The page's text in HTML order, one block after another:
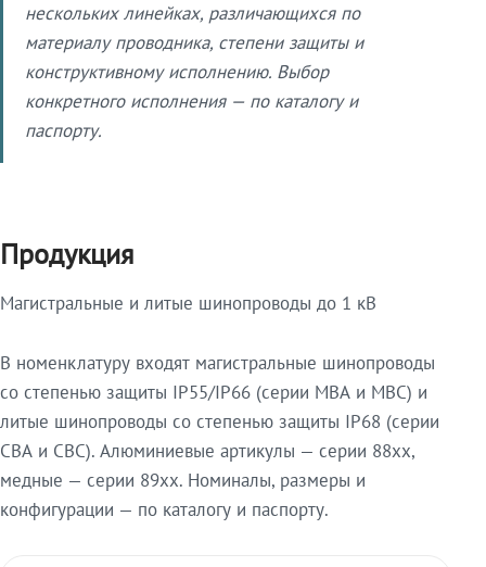
нескольких линейках, различающихся по
материалу проводника, степени защиты и
конструктивному исполнению. Выбор
конкретного исполнения — по каталогу и
паспорту.
Продукция
Магистральные и литые шинопроводы до 1 кВ
В номенклатуру входят магистральные шинопроводы
со степенью защиты IP55/IP66 (серии МВА и МВС) и
литые шинопроводы со степенью защиты IP68 (серии
СВА и СВС). Алюминиевые артикулы — серии 88xx,
медные — серии 89xx. Номиналы, размеры и
конфигурации — по каталогу и паспорту.